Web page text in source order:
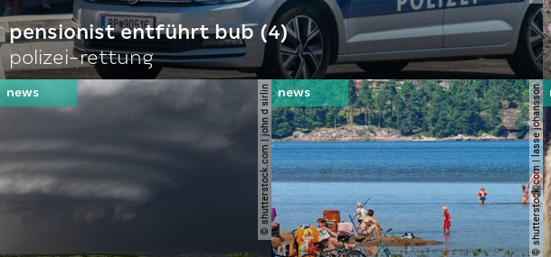
pensionist entführt bub (4)
polizei-rettung
© shutterstock.com | john d sirlin © shutterstock.com | lasse johansson